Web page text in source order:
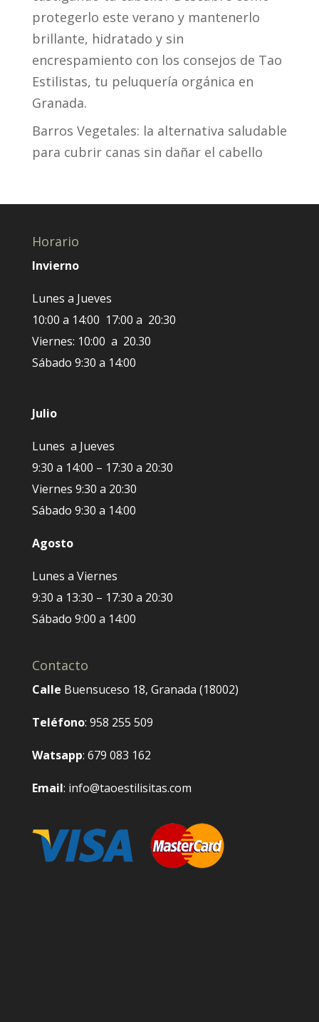
protegerlo este verano y mantenerlo
brillante, hidratado y sin
encrespamiento con los consejos de Tao
Estilistas, tu peluquería orgánica en
Granada.
Barros Vegetales: la alternativa saludable
para cubrir canas sin dañar el cabello
Horario
Invierno
Lunes a Jueves
10:00 a 14:00 17:00 a 20:30
Viernes: 10:00 a 20.30
Sábado 9:30 a 14:00
Julio
Lunes a Jueves
9:30 a 14:00 – 17:30 a 20:30
Viernes 9:30 a 20:30
Sábado 9:30 a 14:00
Agosto
Lunes a Viernes
9:30 a 13:30 – 17:30 a 20:30
Sábado 9:00 a 14:00
Contacto
Calle Buensuceso 18, Granada (18002)
Teléfono: 958 255 509
Watsapp: 679 083 162
Email: info@taoestilisitas.com